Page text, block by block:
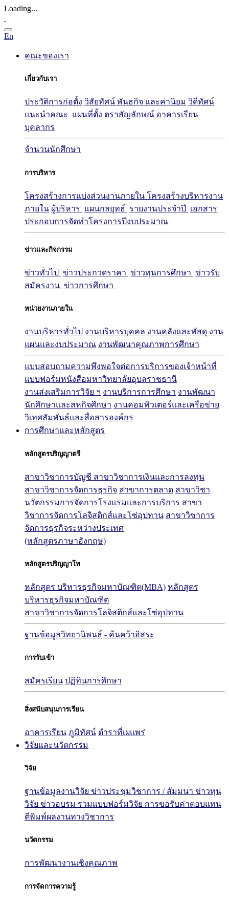
Loading...
En
คณะของเรา
เกี่ยวกับเรา
ประวัติการก่อตั้ง วิสัยทัศน์ พันธกิจ และค่านิยม วิดีทัศน์
แนะนำคณะ
แผนที่ตั้ง ตราสัญลักษณ์ อาคารเรียน
บุคลากร
จำนวนนักศึกษา
การบริหาร
โครงสร้างการแบ่งส่วนงานภายใน โครงสร้างบริหารงาน
ภายใน ผู้บริหาร แผนกลยุทธ์ รายงานประจำปี
เอกสาร
ประกอบการจัดทำโครงการปีงบประมาณ
ข่าวและกิจกรรม
ข่าวทั่วไป ข่าวประกวดราคา ข่าวทุนการศึกษา ข่าวรับ
สมัครงาน ข่าวการศึกษา
หน่วยงานภายใน
งานบริหารทั่วไป งานบริหารบุคคล งานคลังและพัสดุ งาน
แผนและงบประมาณ งานพัฒนาคุณภาพการศึกษา
แบบสอบถามความพึงพอใจต่อการบริการของเจ้าหน้าที่
แบบฟอร์มหนังสือมหาวิทยาลัยอุบลราชธานี
งานส่งเสริมการวิจัย ฯ งานบริการการศึกษา งานพัฒนา
นักศึกษาและสหกิจศึกษา งานคอมพิวเตอร์และเครือข่าย
วิเทศสัมพันธ์และสื่อสารองค์กร
การศึกษาและหลักสูตร
หลักสูตรปริญญาตรี
สาขาวิชาการบัญชี สาขาวิชาการเงินและการลงทุน
สาขาวิชาการจัดการธุรกิจ สาขาการตลาด สาขาวิชา
นวัตกรรมการจัดการโรงแรมและการบริการ สาขา
วิชาการจัดการโลจิสติกส์และโซ่อุปทาน สาขาวิชาการ
จัดการธุรกิจระหว่างประเทศ
(หลักสูตรภาษาอังกฤษ)
หลักสูตรปริญญาโท
หลักสูตร บริหารธุรกิจมหาบัณฑิต(MBA) หลักสูตร
บริหารธุรกิจมหาบัณฑิต
สาขาวิชาการจัดการโลจิสติกส์และโซ่อุปทาน
ฐานข้อมูลวิทยานิพนธ์ - ค้นคว้าอิสระ
การรับเข้า
สมัครเรียน ปฏิทินการศึกษา
สิ่งสนับสนุนการเรียน
อาคารเรียน ภูมิทัศน์ ตำราที่เผแพร่
วิจัยและนวัตกรรม
วิจัย
ฐานข้อมูลงานวิจัย ข่าวประชุมวิชาการ / สัมมนา ข่าวทุน
วิจัย ข่าวอบรม รวมแบบฟอร์มวิจัย การขอรับค่าตอบแทน
ตีพิมพ์ผลงานทางวิชาการ
นวัตกรรม
การพัฒนางานเชิงคุณภาพ
การจัดการความรู้